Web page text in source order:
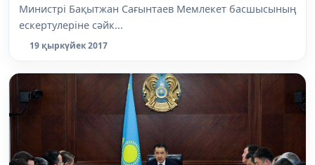
Министрі Бақытжан Сағынтаев Мемлекет басшысының
ескертулеріне сәйк...
19 қыркүйек 2017